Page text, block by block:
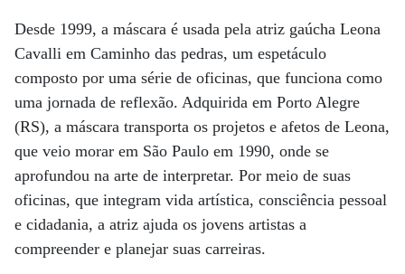
Desde 1999, a máscara é usada pela atriz gaúcha Leona
Cavalli em Caminho das pedras, um espetáculo
composto por uma série de oficinas, que funciona como
uma jornada de reflexão. Adquirida em Porto Alegre
(RS), a máscara transporta os projetos e afetos de Leona,
que veio morar em São Paulo em 1990, onde se
aprofundou na arte de interpretar. Por meio de suas
oficinas, que integram vida artística, consciência pessoal
e cidadania, a atriz ajuda os jovens artistas a
compreender e planejar suas carreiras.